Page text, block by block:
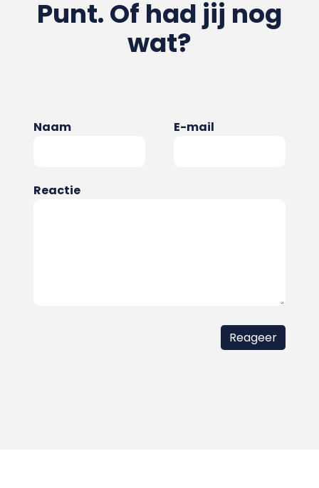
Punt. Of had jij nog
wat?
Naam E-mail
Reactie